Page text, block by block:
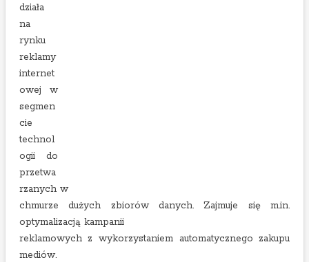
działa
na
rynku
reklamy
internet
owej w
segmen
cie
technol
ogii do
przetwa
rzanych w
chmurze dużych zbiorów danych. Zajmuje się m.in.
optymalizacją kampanii
reklamowych z wykorzystaniem automatycznego zakupu
mediów.